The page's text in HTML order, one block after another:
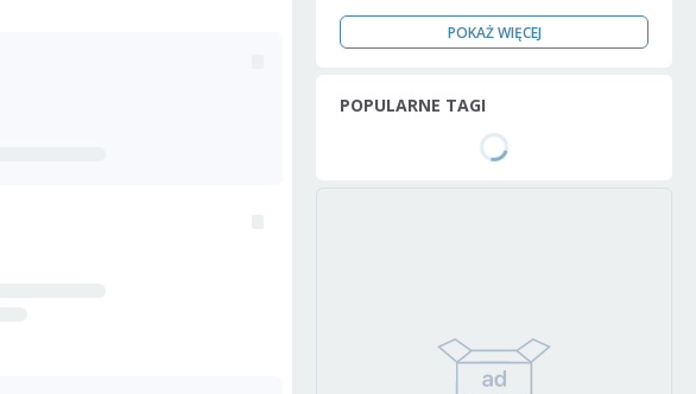
POKAŻ WIĘCEJ
POPULARNE TAGI